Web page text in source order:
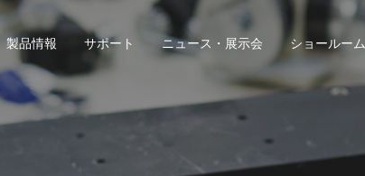
製品情報 サポート ニュース・展示会 ショールーム